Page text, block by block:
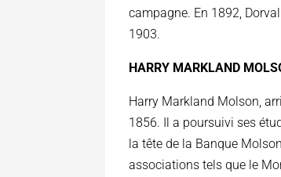
campagne. En 1892,
1903.
HARRY MARKLAND
Harry Markland Molson,
1856. Il a poursuivi ses
la tête de la Banque
associations tels que le